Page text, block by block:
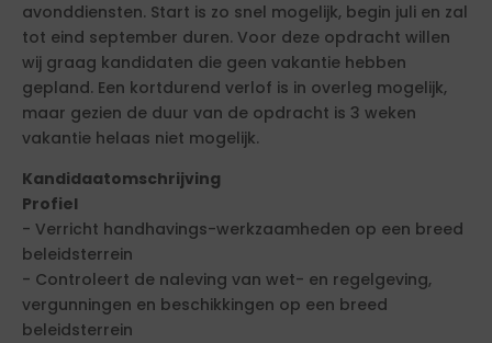
avonddiensten. Start is zo snel mogelijk, begin juli en zal
tot eind september duren. Voor deze opdracht willen
wij graag kandidaten die geen vakantie hebben
gepland. Een kortdurend verlof is in overleg mogelijk,
maar gezien de duur van de opdracht is 3 weken
vakantie helaas niet mogelijk.
Kandidaatomschrijving
Profiel
- Verricht handhavings-werkzaamheden op een breed
beleidsterrein
- Controleert de naleving van wet- en regelgeving,
vergunningen en beschikkingen op een breed
beleidsterrein